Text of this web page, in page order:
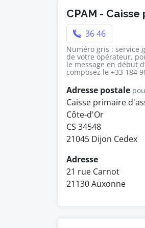
CPAM -
36 46
Numéro gris : service
de votre opérateur,
le message en début
composez le +33 184
Adresse postale
Caisse primaire
Côte-d'Or
CS 34548
21045 Dijon Cedex
Adresse
21 rue Carnot
21130 Auxonne